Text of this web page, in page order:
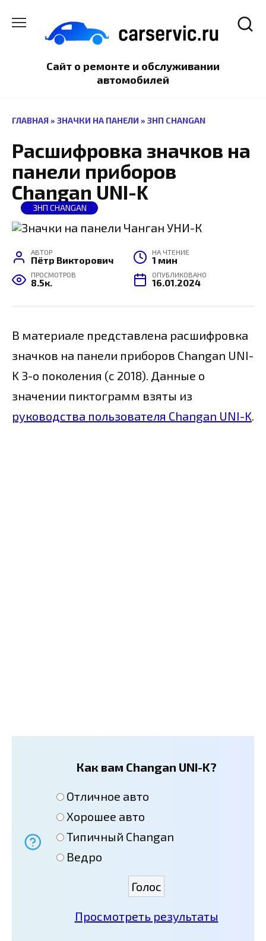
содержанию
Сайт о ремонте и обслуживании
автомобилей
ГЛАВНАЯ » ЗНАЧКИ НА ПАНЕЛИ » ЗНП CHANGAN
Расшифровка значков на
панели приборов
Changan UNI-K
ЗНП CHANGAN
АВТОР
Пётр Викторович
НА ЧТЕНИЕ
1 мин
ПРОСМОТРОВ
8.5к.
ОПУБЛИКОВАНО
16.01.2024
В материале представлена расшифровка
значков на панели приборов Changan UNI-
K 3-о поколения (c 2018). Данные о
значении пиктограмм взяты из
руководства пользователя Changan UNI-K.
Как вам Changan UNI-K?
Отличное авто
Хорошее авто
Типичный Changan
Ведро
Просмотреть результаты